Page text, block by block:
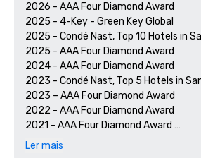
2026 - AAA Four Diamond Award
2025 - 4-Key - Green Key Global
2025 - Condé Nast, Top 10 Hotels in
2025 - AAA Four Diamond Award
2024 - AAA Four Diamond Award
2023 - Condé Nast, Top 5 Hotels in
2023 – AAA Four Diamond Award
2022 - AAA Four Diamond Award
2021 - AAA Four Diamond Award
2020 - Condé Nast 21 Best Hotels in
Ler mais